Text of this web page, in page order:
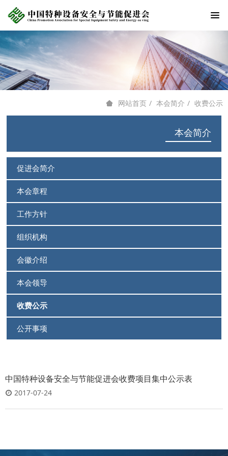
本会简介
促进会简介
本会章程
工作方针
组织机构
会徽介绍
本会领导
收费公示
公开事项
网站首页 本会简介 收费公示
中国特种设备安全与节能促进会收费项目集中公示表
2017-07-24